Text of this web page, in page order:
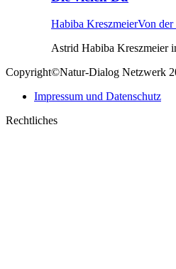
Habiba KreszmeierVon der
Astrid Habiba Kreszmeier
Copyright©Natur-Dialog Netzwerk
Impressum und Datenschutz
Rechtliches